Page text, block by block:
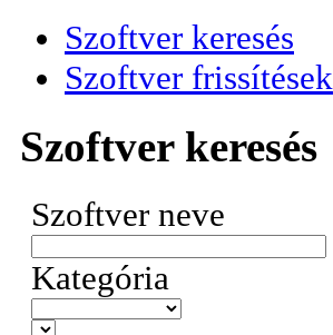
Szoftver keresés
Szoftver frissítések
Szoftver keresés
Szoftver neve
Kategória